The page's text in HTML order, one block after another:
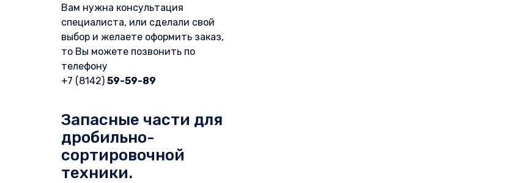
Вам нужна консультация
специалиста, или сделали свой
выбор и желаете оформить заказ,
то Вы можете позвонить по
телефону
+7 (8142) 59-59-89
Запасные части для
дробильно-
сортировочной
техники.